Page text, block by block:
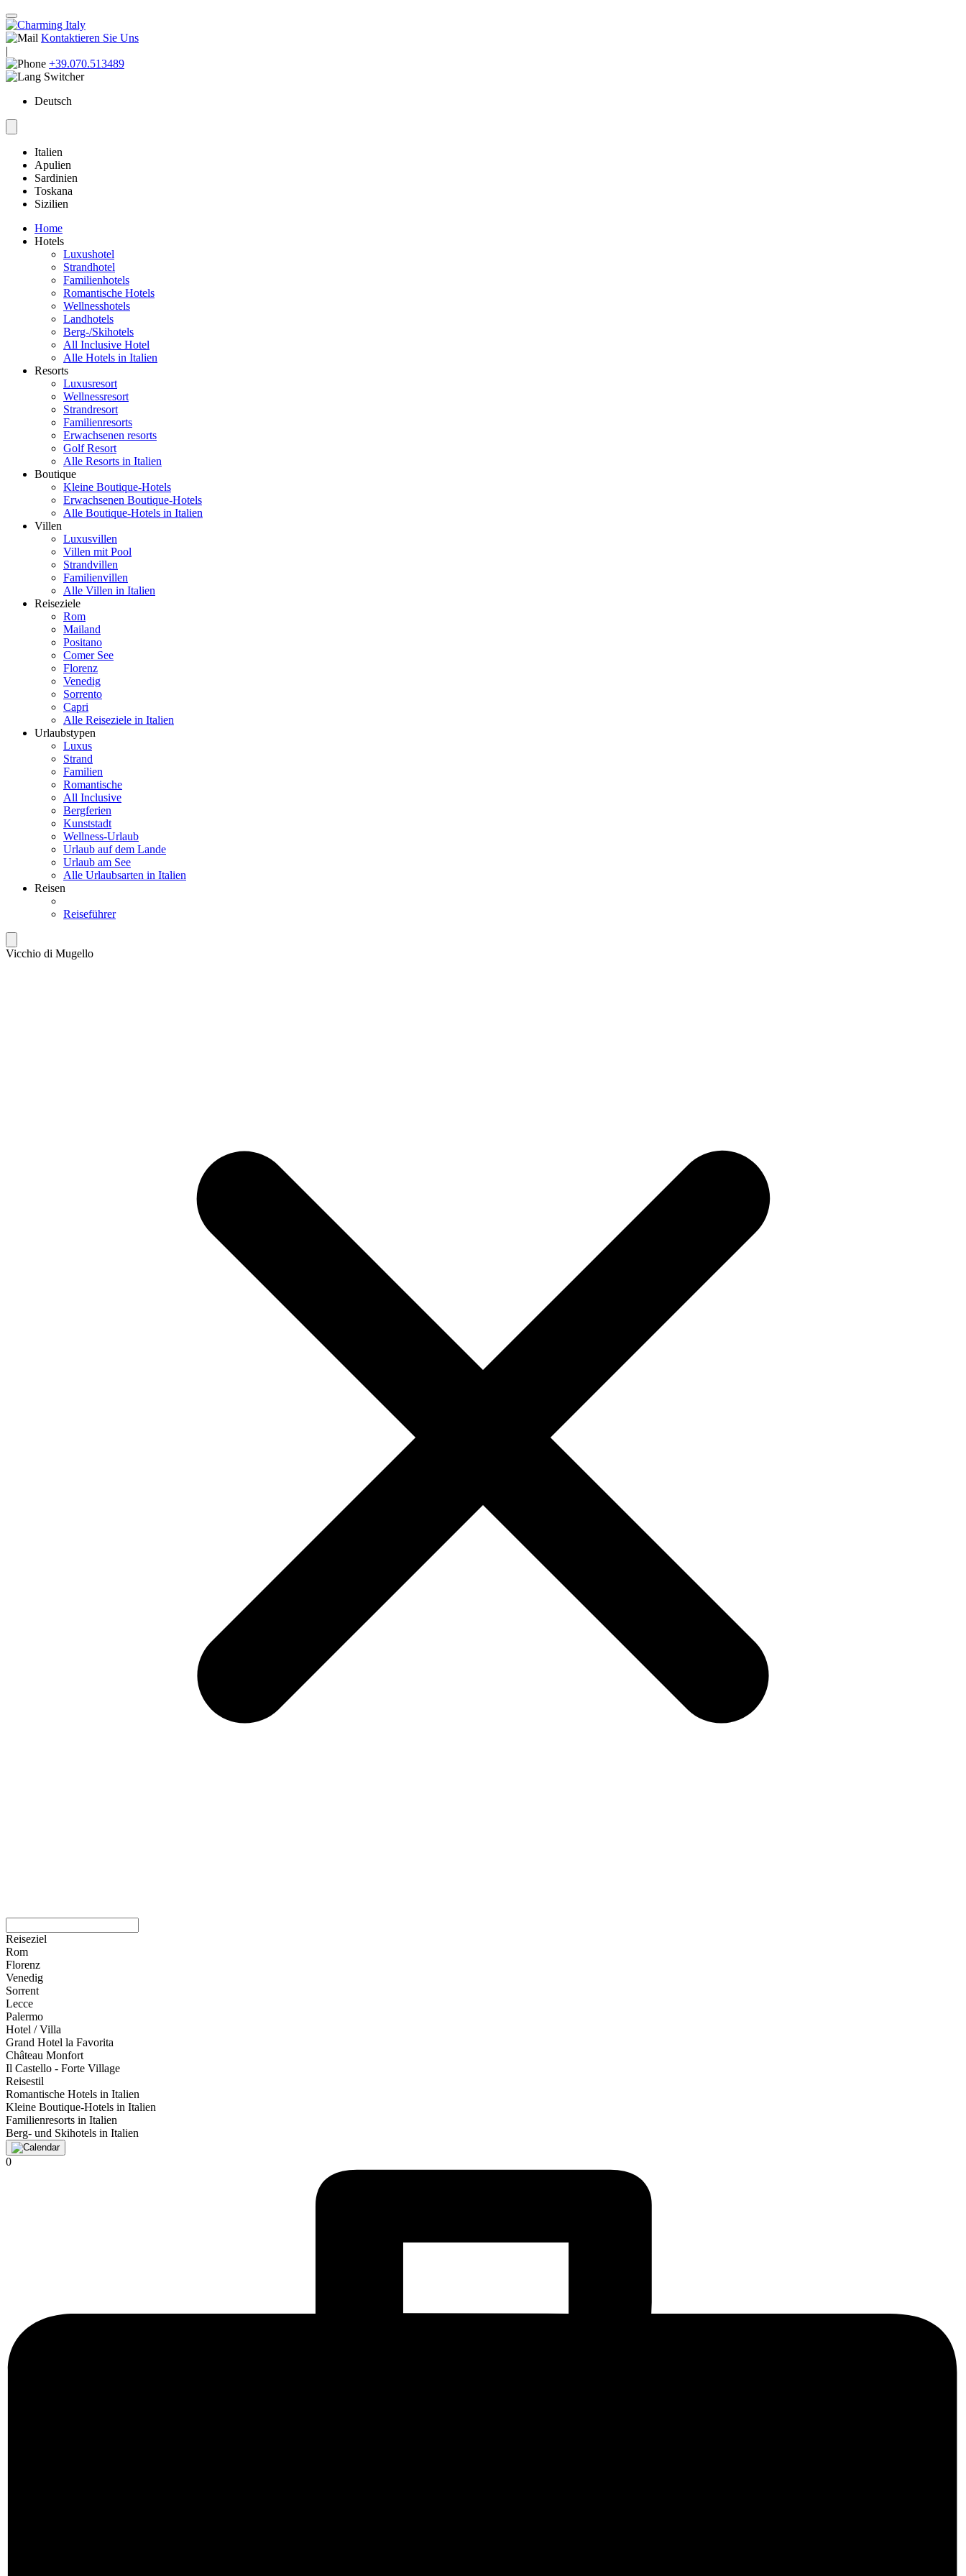
Kontaktieren Sie Uns
|
+39.070.513489
Deutsch
Italien
Apulien
Sardinien
Toskana
Sizilien
Home
Hotels
Luxushotel
Strandhotel
Familienhotels
Romantische Hotels
Wellnesshotels
Landhotels
Berg-/Skihotels
All Inclusive Hotel
Alle Hotels in Italien
Resorts
Luxusresort
Wellnessresort
Strandresort
Familienresorts
Erwachsenen resorts
Golf Resort
Alle Resorts in Italien
Boutique
Kleine Boutique-Hotels
Erwachsenen Boutique-Hotels
Alle Boutique-Hotels in Italien
Villen
Luxusvillen
Villen mit Pool
Strandvillen
Familienvillen
Alle Villen in Italien
Reiseziele
Rom
Mailand
Positano
Comer See
Florenz
Venedig
Sorrento
Capri
Alle Reiseziele in Italien
Urlaubstypen
Luxus
Strand
Familien
Romantische
All Inclusive
Bergferien
Kunststadt
Wellness-Urlaub
Urlaub auf dem Lande
Urlaub am See
Alle Urlaubsarten in Italien
Reisen
Reiseführer
Vicchio di Mugello
Reiseziel
Rom
Florenz
Venedig
Sorrent
Lecce
Palermo
Hotel / Villa
Grand Hotel la Favorita
Château Monfort
Il Castello - Forte Village
Reisestil
Romantische Hotels in Italien
Kleine Boutique-Hotels in Italien
Familienresorts in Italien
Berg- und Skihotels in Italien
0